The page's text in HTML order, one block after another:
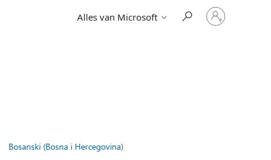
Alles van Microsoft
Meld
je
aan
Bosanski (Bosna i Hercegovina)